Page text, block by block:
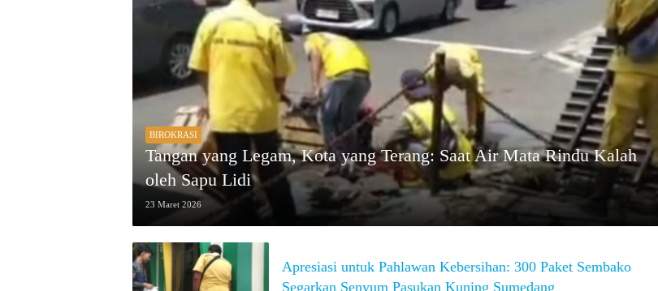
BIROKRASI
Tangan yang Legam, Kota yang Terang: Saat Air Mata Rindu Kalah
oleh Sapu Lidi
23 Maret 2026
Apresiasi untuk Pahlawan Kebersihan: 300 Paket Sembako
Segarkan Senyum Pasukan Kuning Sumedang